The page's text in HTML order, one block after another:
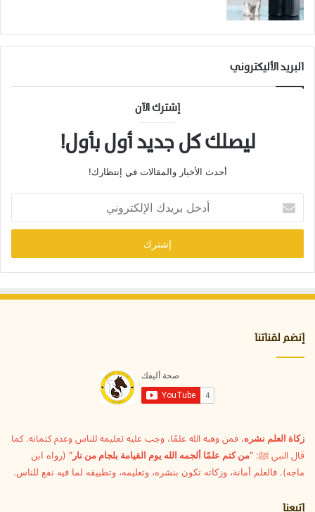
البريد الأليكتروني
إشترك الآن
ليصلك كل جديد أول بأول!
أحدث الأخبار والمقالات في إنتظارك!
خ
ب
ر
ا
و
ن
ي
إنضم لقناتنا
زكاة العلم نشره، فمن وهبه الله علمًا، وجب عليه تعليمه للناس وعدم كتمانه. كما
قال النبي ﷺ: “من كتم علمًا ألجمه الله يوم القيامة بلجام من نار” (رواه ابن
ماجه). فالعلم أمانة، وزكاته تكون بنشره، وتعليمه، وتطبيقه لما فيه نفع للناس.
إتبعنا